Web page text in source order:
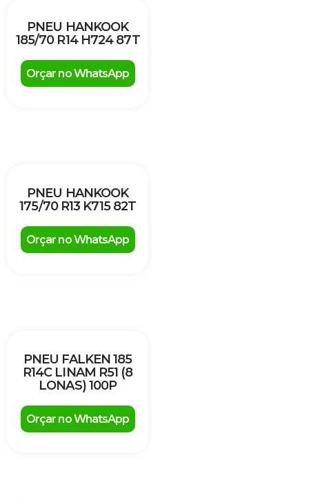
PNEU HANKOOK
185/70 R14 H724 87T
Orçar no WhatsApp
PNEU HANKOOK
175/70 R13 K715 82T
Orçar no WhatsApp
PNEU FALKEN 185
R14C LINAM R51 (8
LONAS) 100P
Orçar no WhatsApp